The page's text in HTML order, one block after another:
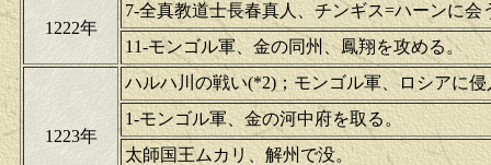
1222年
7-全真教道士長春真人、チンギス=ハーンに会
11-モンゴル軍、金の同州、鳳翔を攻める。
1223年
ハルハ川の戦い(*2)；モンゴル軍、ロシアに
1-モンゴル軍、金の河中府を取る。
太師国王ムカリ、解州で没。